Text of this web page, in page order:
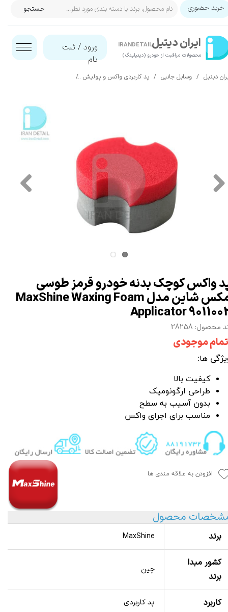
ایران‌ دیتیل
محصولات مراقبت از خودرو (دیتیلینگ)​​​​​​​
IRANDETAIL ورود / ثبت
نام
حساب کاربری من
تغییر گذر واژه
جستجو خرید حضوری
دیتیل وسایل جانبی پد کاربردی واکس و پولیش
واکس کوچک بدنه خودرو قرمز طوسی
مکس شاین مدل MaxShine Waxing Foam
Applicator
محصول: 28258
موجودی
ها:
کیفیت بالا
طراحی ارگونومیک
بدون آسیب به سطح
مناسب برای اجرای واکس
افزودن به علاقه مندی ها
محصول
برند MaxShine
کشور مبدا
برند
چین
کاربرد پد کاربردی